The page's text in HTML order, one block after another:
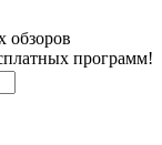
обзоров
программ!